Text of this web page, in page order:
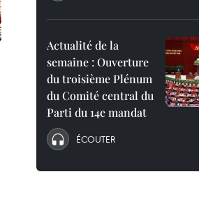
Actualité de la
semaine : Ouverture
du troisième Plénum
du Comité central du
Parti du 14e mandat
ÉCOUTER